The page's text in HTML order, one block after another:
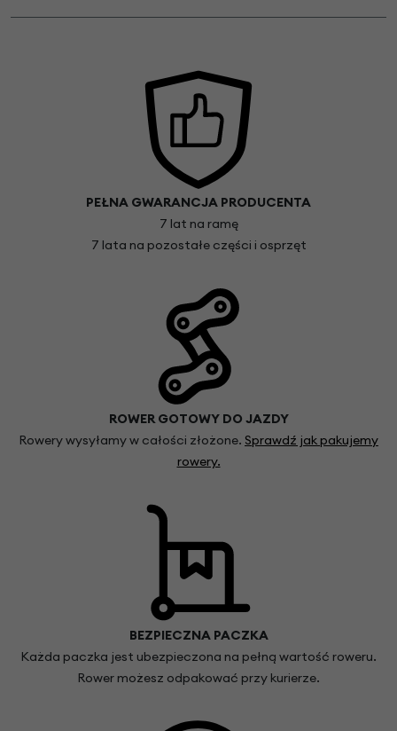
PEŁNA GWARANCJA PRODUCENTA
7 lat na ramę
7 lata na pozostałe części i osprzęt
ROWER GOTOWY DO JAZDY
Rowery wysyłamy w całości złożone. Sprawdź jak pakujemy
rowery.
BEZPIECZNA PACZKA
Każda paczka jest ubezpieczona na pełną wartość roweru.
Rower możesz odpakować przy kurierze.